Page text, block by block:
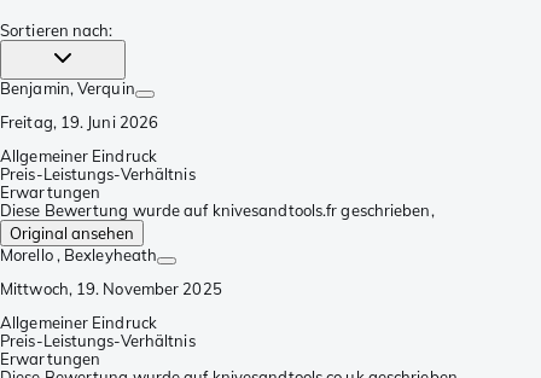
Sortieren nach:
Benjamin, Verquin
Freitag, 19. Juni 2026
Allgemeiner Eindruck
Preis-Leistungs-Verhältnis
Erwartungen
Diese Bewertung wurde auf knivesandtools.fr geschrieben,
Original ansehen
Morello , Bexleyheath
Mittwoch, 19. November 2025
Allgemeiner Eindruck
Preis-Leistungs-Verhältnis
Erwartungen